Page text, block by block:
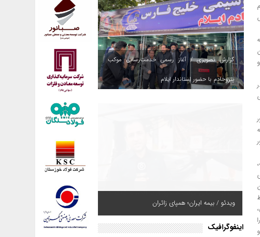
گزارش تصویری / آغاز رسمی خدمت‌رسانی موکب
پتروخادم با حضور استاندار ایلام
ویدئو / بیمه ایران؛ همپای زائران
اینفوگرافیک